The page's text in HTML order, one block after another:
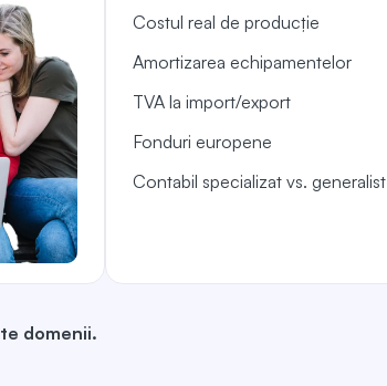
Costul real de producție
Amortizarea echipamentelor
TVA la import/export
Fonduri europene
Contabil specializat vs. generalist
domenii.